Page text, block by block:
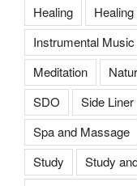
Healing
Instrumental Music
Meditation
SDO
Side Liner
Spa and Massage
Study
Study